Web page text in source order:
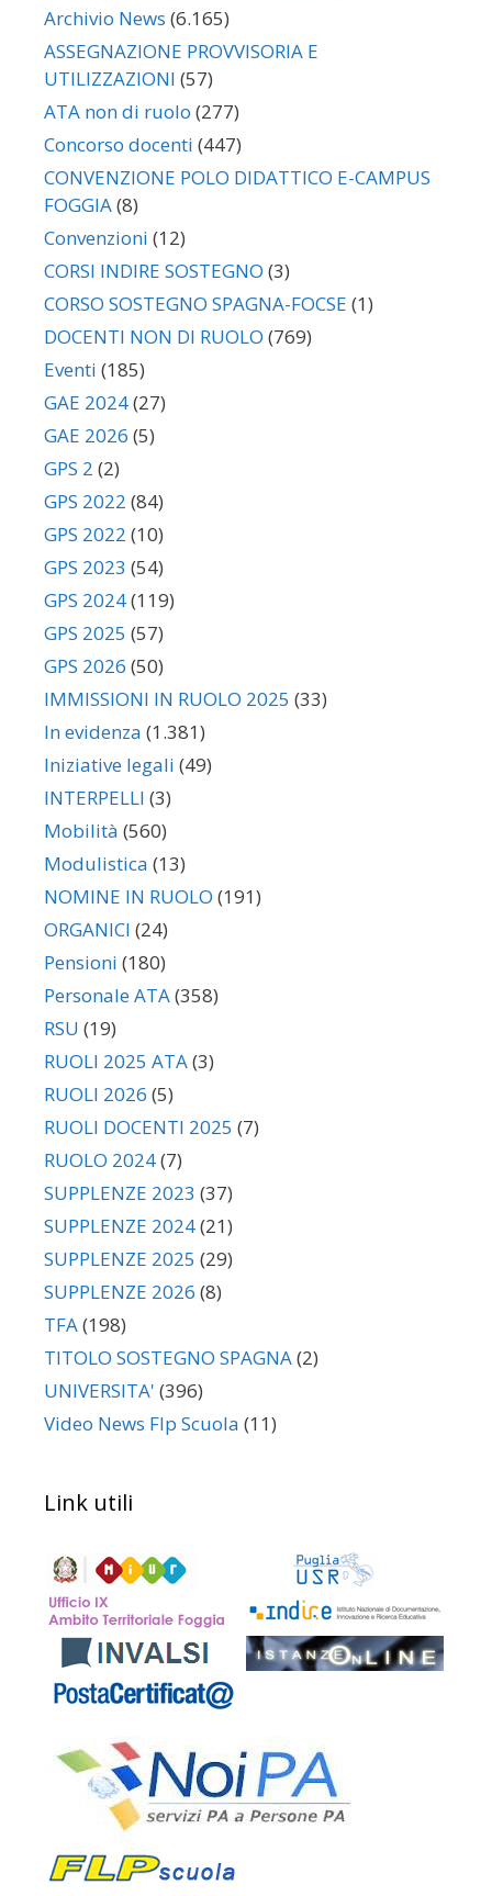
Archivio News (6.165)
ASSEGNAZIONE PROVVISORIA E
UTILIZZAZIONI (57)
ATA non di ruolo (277)
Concorso docenti (447)
CONVENZIONE POLO DIDATTICO E-CAMPUS
FOGGIA(8)
Convenzioni (12)
CORSI INDIRE SOSTEGNO (3)
CORSO SOSTEGNO SPAGNA-FOCSE (1)
DOCENTI NON DI RUOLO (769)
Eventi (185)
GAE 2024(27)
GAE 2026 (5)
GPS 2 (2)
GPS 2022 (84)
GPS 2022 (10)
GPS 2023 (54)
GPS 2024(119)
GPS 2025 (57)
GPS 2026 (50)
IMMISSIONI IN RUOLO 2025 (33)
In evidenza (1.381)
Iniziative legali (49)
INTERPELLI (3)
Mobilità (560)
Modulistica (13)
NOMINE IN RUOLO (191)
ORGANICI (24)
Pensioni (180)
Personale ATA(358)
RSU (19)
RUOLI 2025 ATA(3)
RUOLI 2026 (5)
RUOLI DOCENTI 2025 (7)
RUOLO 2024(7)
SUPPLENZE 2023 (37)
SUPPLENZE 2024(21)
SUPPLENZE 2025 (29)
SUPPLENZE 2026 (8)
TFA(198)
TITOLO SOSTEGNO SPAGNA(2)
UNIVERSITA' (396)
Video News Flp Scuola (11)
Link utili